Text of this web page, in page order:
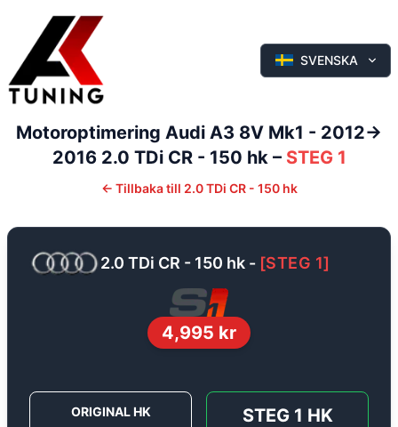
SVENSKA
Motoroptimering Audi A3 8V Mk1 - 2012->
2016 2.0 TDi CR - 150 hk– STEG 1
← Tillbaka till 2.0 TDi CR - 150 hk
2.0 TDi CR - 150 hk - [STEG 1]
4,995 kr
ORIGINAL HK STEG 1 HK